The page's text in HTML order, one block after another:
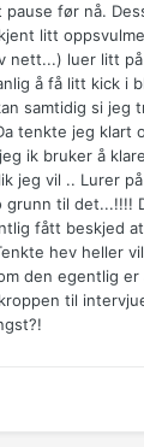
før nå.
litt
nett...) luer litt
å få litt kick i
samtidig si jeg
tenkte jeg klart
ik bruker å
jeg vil .. Lurer
grunn til det...!!!!
fått beskjed
hev heller
den egentlig
til